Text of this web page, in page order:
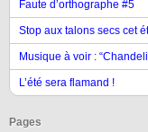
Faute d’orthographe #5
Stop aux talons secs cet
Musique à voir :
L’été sera flamand !
Pages